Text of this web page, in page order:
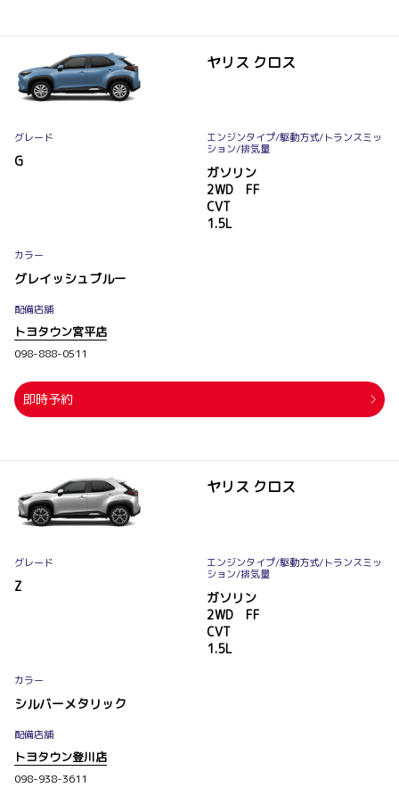
ヤリス クロス
グレード
G
エンジンタイプ/駆動方式/トランスミッ
ション/排気量
ガソリン
2WD FF
CVT
1.5L
カラー
グレイッシュブルー
配備店舗
トヨタウン宮平店
098-888-0511
即時予約
ヤリス クロス
グレード
Z
エンジンタイプ/駆動方式/トランスミッ
ション/排気量
ガソリン
2WD FF
CVT
1.5L
カラー
シルバーメタリック
配備店舗
トヨタウン登川店
098-938-3611